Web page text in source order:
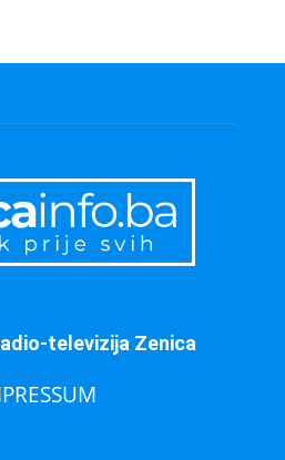
televizija Zenica